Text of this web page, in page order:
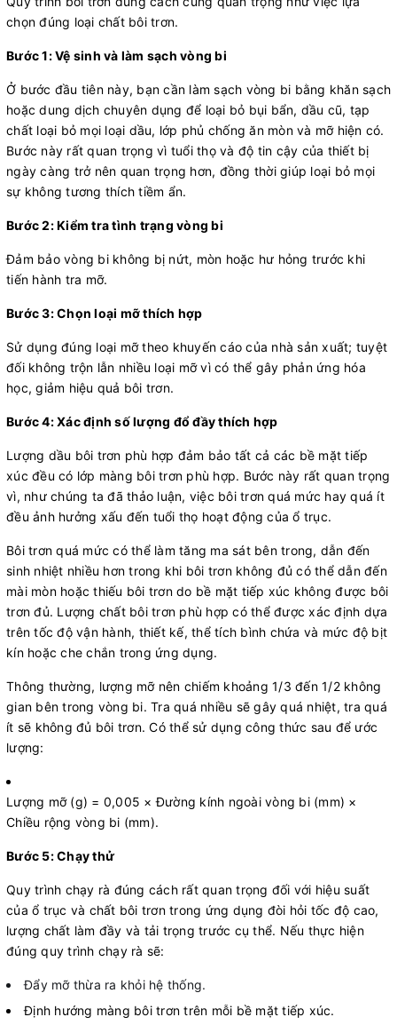
chọn đúng loại chất bôi trơn.
Bước 1: Vệ sinh và làm sạch vòng bi
Ở bước đầu tiên này, bạn cần làm sạch vòng bi bằng khăn sạch
hoặc dung dịch chuyên dụng để loại bỏ bụi bẩn, dầu cũ, tạp
chất loại bỏ mọi loại dầu, lớp phủ chống ăn mòn và mỡ hiện có.
Bước này rất quan trọng vì tuổi thọ và độ tin cậy của thiết bị
ngày càng trở nên quan trọng hơn, đồng thời giúp loại bỏ mọi
sự không tương thích tiềm ẩn.
Bước 2: Kiểm tra tình trạng vòng bi
Đảm bảo vòng bi không bị nứt, mòn hoặc hư hỏng trước khi
tiến hành tra mỡ.
Bước 3: Chọn loại mỡ thích hợp
Sử dụng đúng loại mỡ theo khuyến cáo của nhà sản xuất; tuyệt
đối không trộn lẫn nhiều loại mỡ vì có thể gây phản ứng hóa
học, giảm hiệu quả bôi trơn.
Bước 4: Xác định số lượng đổ đầy thích hợp
Lượng dầu bôi trơn phù hợp đảm bảo tất cả các bề mặt tiếp
xúc đều có lớp màng bôi trơn phù hợp. Bước này rất quan trọng
vì, như chúng ta đã thảo luận, việc bôi trơn quá mức hay quá ít
đều ảnh hưởng xấu đến tuổi thọ hoạt động của ổ trục.
Bôi trơn quá mức có thể làm tăng ma sát bên trong, dẫn đến
sinh nhiệt nhiều hơn trong khi bôi trơn không đủ có thể dẫn đến
mài mòn hoặc thiếu bôi trơn do bề mặt tiếp xúc không được bôi
trơn đủ. Lượng chất bôi trơn phù hợp có thể được xác định dựa
trên tốc độ vận hành, thiết kế, thể tích bình chứa và mức độ bịt
kín hoặc che chắn trong ứng dụng.
Thông thường, lượng mỡ nên chiếm khoảng 1/3 đến 1/2 không
gian bên trong vòng bi. Tra quá nhiều sẽ gây quá nhiệt, tra quá
ít sẽ không đủ bôi trơn. Có thể sử dụng công thức sau để ước
lượng:
Lượng mỡ (g) = 0,005 × Đường kính ngoài vòng bi (mm) ×
Chiều rộng vòng bi (mm).
Bước 5: Chạy thử
Quy trình chạy rà đúng cách rất quan trọng đối với hiệu suất
của ổ trục và chất bôi trơn trong ứng dụng đòi hỏi tốc độ cao,
lượng chất làm đầy và tải trọng trước cụ thể. Nếu thực hiện
đúng quy trình chạy rà sẽ:
Đẩy mỡ thừa ra khỏi hệ thống.
Định hướng màng bôi trơn trên mỗi bề mặt tiếp xúc.